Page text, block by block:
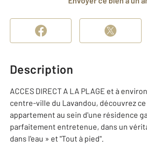
Description
ACCES DIRECT A LA PLAGE et à
centre-ville du Lavandou, découvrez
appartement au sein d'une résidence
parfaitement entretenue, dans un
dans l'eau » et "Tout à pied".